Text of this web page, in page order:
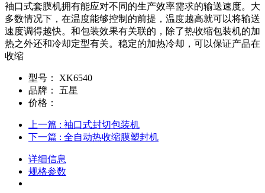
袖口式套膜机拥有能应对不同的生产效率需求的输送速度。大
多数情况下，在温度能够控制的前提，温度越高就可以将输送
速度调得越快。和包装效果有关联的，除了热收缩包装机的加
热之外还和冷却定型有关。稳定的加热冷却，可以保证产品在
收缩
型号：
XK6540
品牌：
五星
价格：
上一篇 : 袖口式封切包装机
下一篇 : 全自动热收缩膜塑封机
详细信息
规格参数